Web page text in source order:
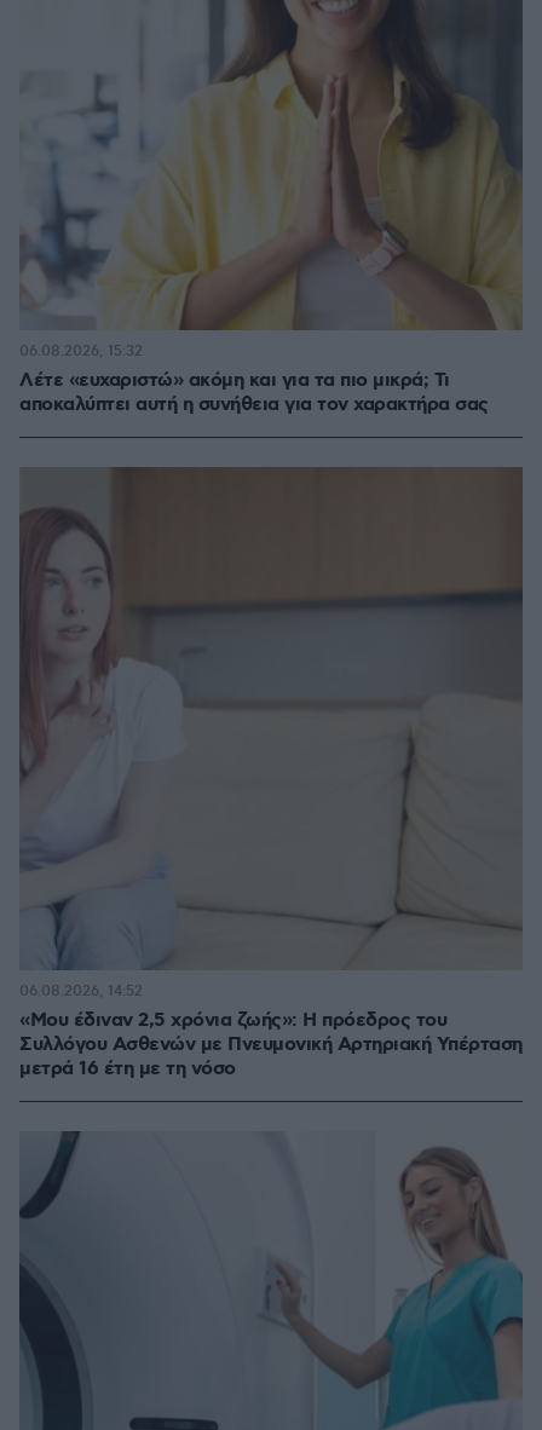
Λέτε «ευχαριστώ» ακόμη και για τα πιο μικρά; Τι
αποκαλύπτει αυτή η συνήθεια για τον χαρακτήρα σας
06.08.2026, 15:32
«Μου έδιναν 2,5 χρόνια ζωής»: Η πρόεδρος του
Συλλόγου Ασθενών με Πνευμονική Αρτηριακή Υπέρταση
μετρά 16 έτη με τη νόσο
06.08.2026, 14:52